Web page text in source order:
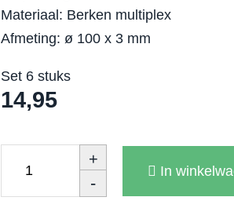
Materiaal: Berken multiplex
Afmeting: ø 100 x 3 mm
Set 6 stuks
14,95
+
-
In